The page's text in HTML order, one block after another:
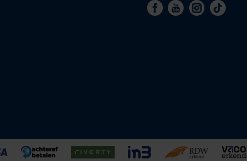
Facebook
YoutubeInstagram
Tiktok